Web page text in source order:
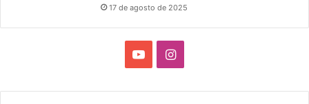
17 de agosto de 2025
I